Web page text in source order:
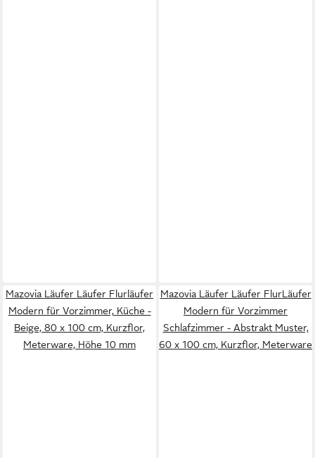
Mazovia Läufer Läufer Flurläufer
Modern für Vorzimmer, Küche -
Beige, 80 x 100 cm, Kurzflor,
Meterware, Höhe 10 mm
Mazovia Läufer Läufer FlurLäufer
Modern für Vorzimmer
Schlafzimmer - Abstrakt Muster,
60 x 100 cm, Kurzflor, Meterware